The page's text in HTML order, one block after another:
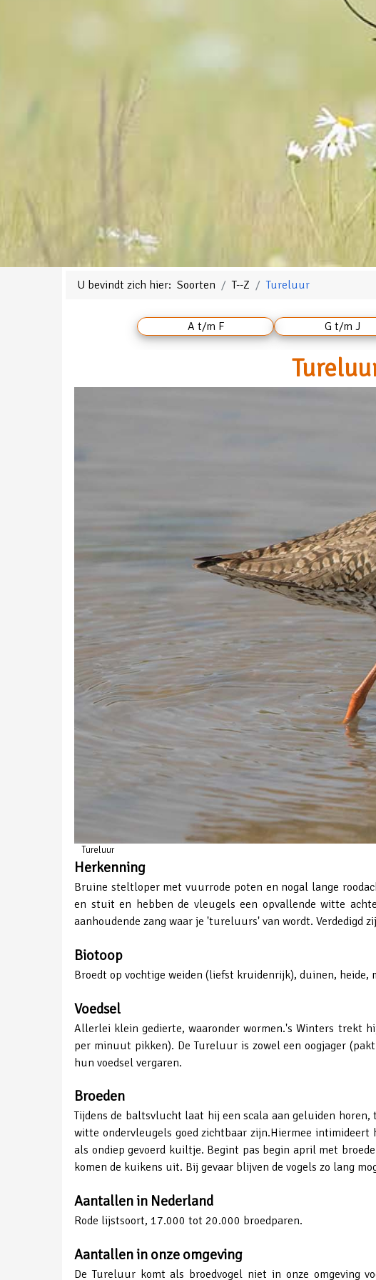
U bevindt zich hier: Soorten T--Z Tureluur
A t/m F G t/m J
Tureluur
Herkenning
Bruine steltloper met vuurrode poten en nogal lange
en stuit en hebben de vleugels een opvallende witte
aanhoudende zang waar je 'tureluurs' van wordt. Verdedigd
Biotoop
Broedt op vochtige weiden (liefst kruidenrijk), duinen, heide,
Voedsel
Allerlei klein gedierte, waaronder wormen.'s Winters trekt
per minuut pikken). De Tureluur is zowel een oogjager
hun voedsel vergaren.
Broeden
Tijdens de baltsvlucht laat hij een scala aan geluiden
witte ondervleugels goed zichtbaar zijn.Hiermee
als ondiep gevoerd kuiltje. Begint pas begin april met
komen de kuikens uit. Bij gevaar blijven de vogels zo lang
Aantallen in Nederland
Rode lijstsoort, 17.000 tot 20.000 broedparen.
Aantallen in onze omgeving
De Tureluur komt als broedvogel niet in onze omgeving